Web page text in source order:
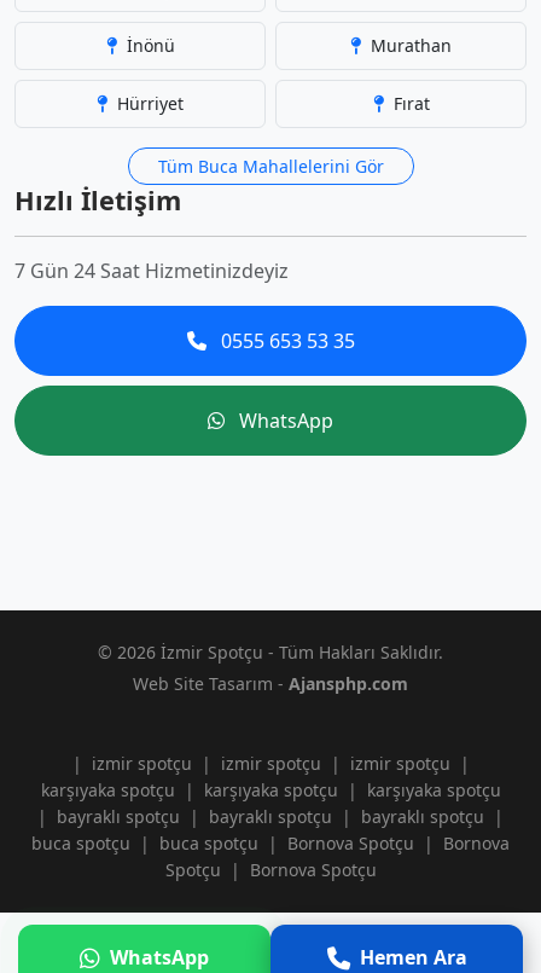
İnönü Murathan
Hürriyet Fırat
Tüm Buca Mahallelerini Gör
Hızlı İletişim
7 Gün 24 Saat Hizmetinizdeyiz
0555 653 53 35
WhatsApp
© 2026 İzmir Spotçu - Tüm Hakları Saklıdır.
Web Site Tasarım - Ajansphp.com
| izmir spotçu | izmir spotçu | izmir spotçu
|
karşıyaka spotçu
| karşıyaka spotçu |
karşıyaka spotçu
|
bayraklı spotçu | bayraklı spotçu | bayraklı spotçu
|
buca spotçu
| buca spotçu | Bornova Spotçu |
Bornova
Spotçu
| Bornova Spotçu